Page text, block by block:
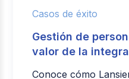
Casos de éxito
Gestión de
valor de la
Conoce cómo